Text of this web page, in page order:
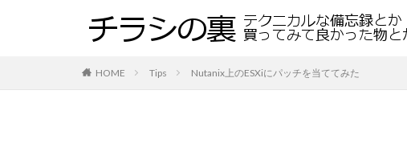
HOME Tips Nutanix上のESXiにパッチを当ててみた